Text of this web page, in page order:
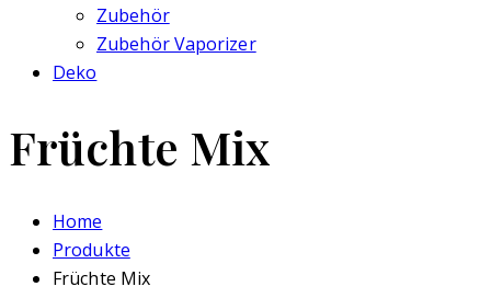
Zubehör
Zubehör Vaporizer
Deko
Früchte Mix
Home
Produkte
Früchte Mix